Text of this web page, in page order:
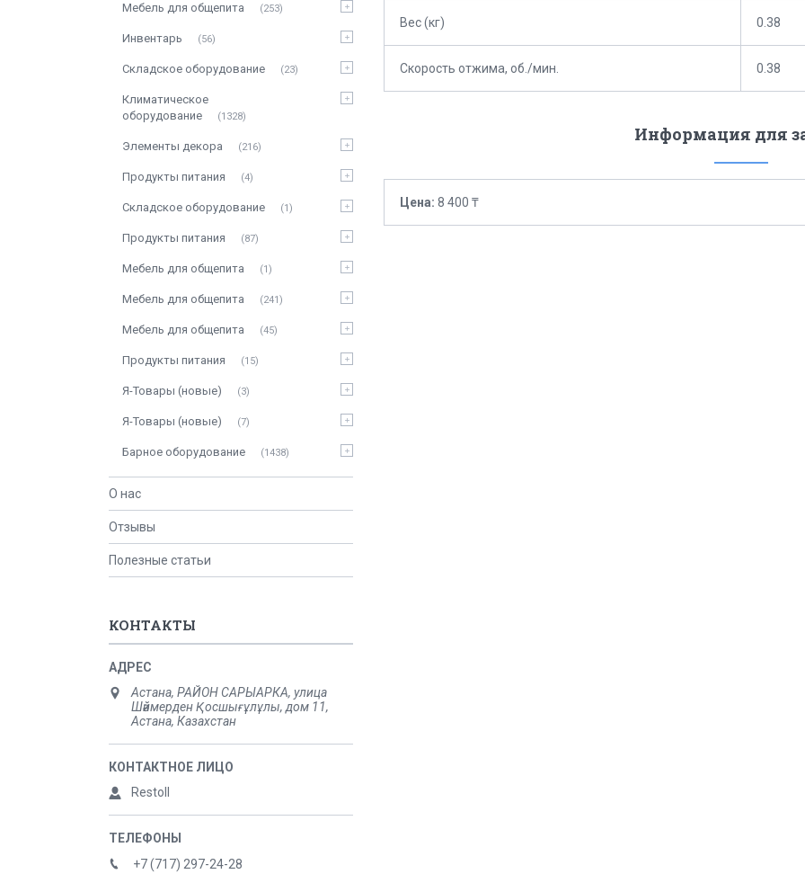
Вес (кг) 0.38
Скорость отжима, об./мин. 0.38
Информация для
Цена: 8 400 ₸
Мебель для общепита 253
Инвентарь 56
Складское оборудование 23
Климатическое
оборудование
1328
Элементы декора 216
Продукты питания 4
Складское оборудование 1
Продукты питания 87
Мебель для общепита 1
Мебель для общепита 241
Мебель для общепита 45
Продукты питания 15
Я-Товары (новые) 3
Я-Товары (новые) 7
Барное оборудование 1438
О нас
Отзывы
Полезные статьи
КОНТАКТЫ
Астана, РАЙОН САРЫАРКА, улица
Шәймерден Қосшығұлұлы, дом 11,
Астана, Казахстан
Restoll
+7 (717) 297-24-28